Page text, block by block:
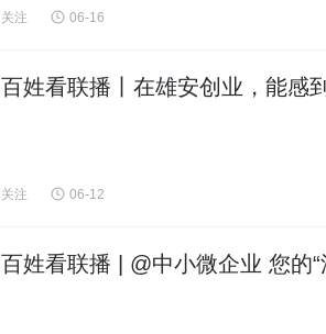
关注 06-16
百姓看联播丨在雄安创业，能感
关注 06-12
百姓看联播 | @中小微企业 您的“